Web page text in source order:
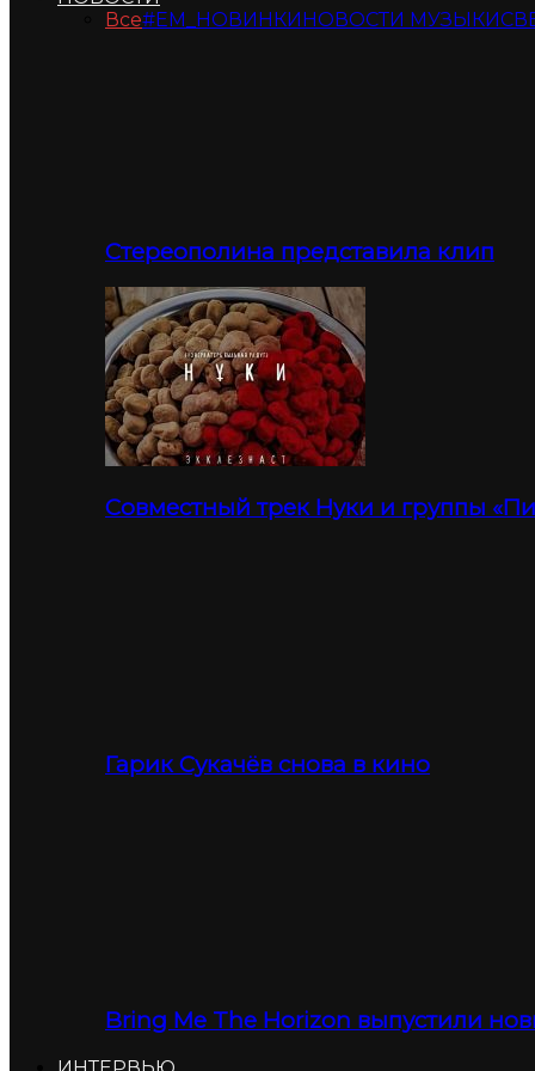
Все#ЕМ_НОВИНКИНОВОСТИ МУЗЫКИ
Стереополина представила клип
Совместный трек Нуки и группы
Гарик Сукачёв снова в кино
Bring Me The Horizon выпустили